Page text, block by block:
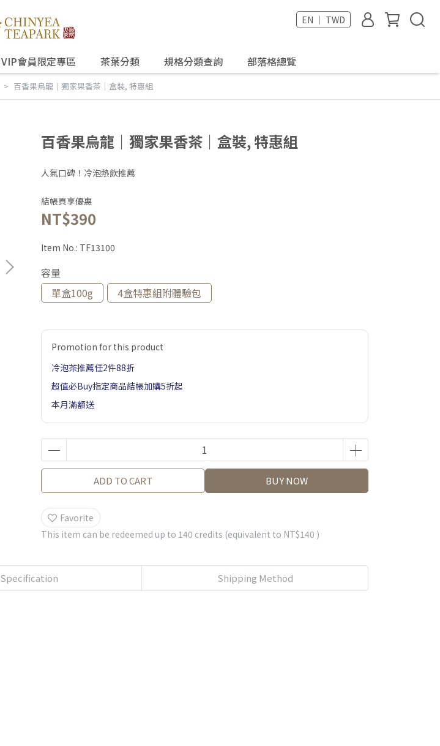
EN ｜ TWD
VIP會員限定專區 茶葉分類 規格分類查詢 部落格總覽
百香果烏龍｜獨家果香茶｜盒裝, 特惠組
百香果烏龍｜獨家果香茶｜盒裝, 特惠組
人氣口碑！冷泡熱飲推薦
結帳頁享優惠
NT$390
Item No.: TF13100
容量
單盒100g
4盒特惠組附體驗包
Promotion for this product
冷泡茶推薦任2件88折
超值必Buy指定商品結帳加購5折起
本月滿額送
ADD TO CART BUY NOW
Favorite
This item can be redeemed up to 140 credits (equivalent to NT$140 )
Specification Shipping Method